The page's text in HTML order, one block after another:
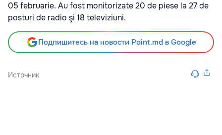
05 februarie. Au fost monitorizate 20 de piese la 27 de
posturi de radio şi 18 televiziuni.
Подпишитесь на новости Point.md в Google
Источник